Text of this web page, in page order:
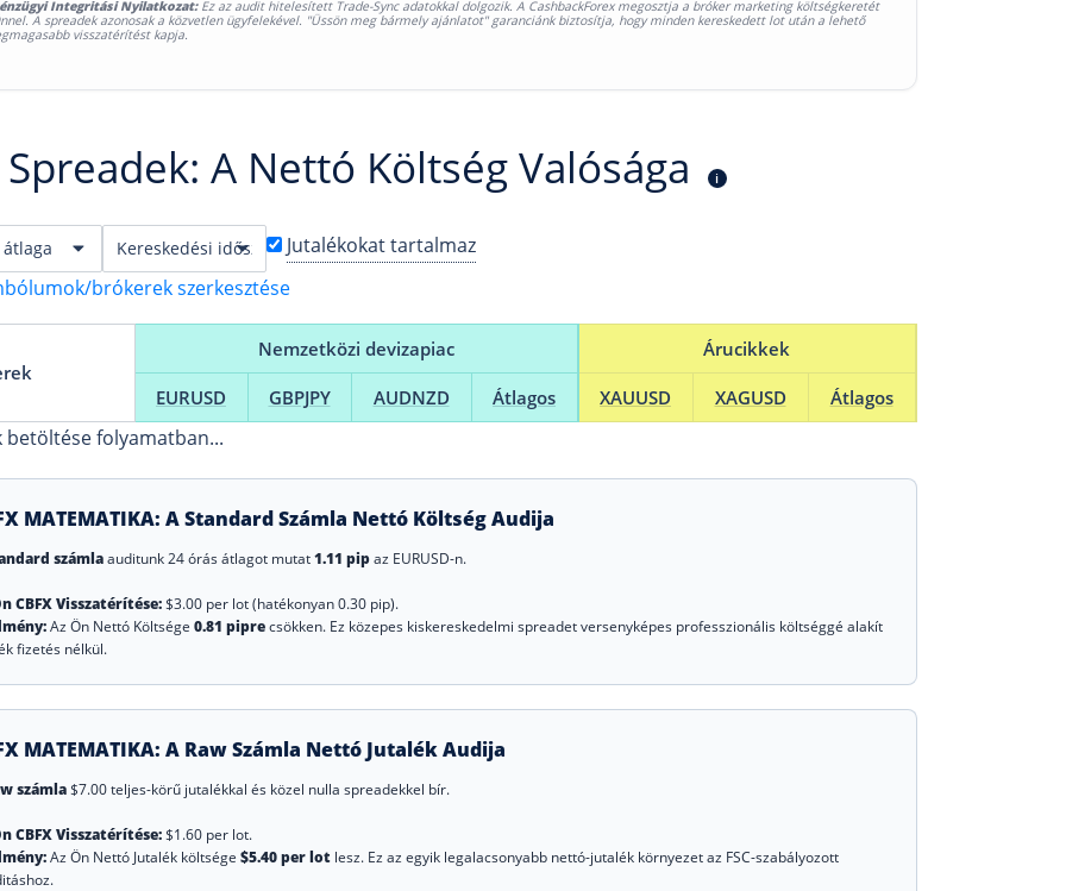
Integritási Nyilatkozat:Ez az audit hitelesített Trade-Sync adatokkal dolgozik. A CashbackForex megosztja a bróker marketing költségkeretét
A spreadek azonosak a közvetlen ügyfelekével. "Üssön meg bármely ajánlatot" garanciánk biztosítja, hogy minden kereskedett lot után a lehető
visszatérítést kapja.
Spreadek: A Nettó Költség Valósága i
Jutalékokat tartalmaz
brókerek szerkesztése
Nemzetközi devizapiac Árucikkek
EURUSD GBPJPY AUDNZD Átlagos XAUUSD XAGUSD Átlagos
betöltése folyamatban...
MATEMATIKA: A Standard Számla Nettó Költség Audija
számlaauditunk 24 órás átlagot mutat1.11 pipaz EURUSD-n.
CBFX Visszatérítése:$3.00 per lot (hatékonyan 0.30 pip).
Az Ön Nettó Költsége 0.81 piprecsökken. Ez közepes kiskereskedelmi spreadet versenyképes professzionális költséggé alakít
fizetés nélkül.
MATEMATIKA: A Raw Számla Nettó Jutalék Audija
számla$7.00 teljes-körű jutalékkal és közel nulla spreadekkel bír.
CBFX Visszatérítése:$1.60 per lot.
Az Ön Nettó Jutalék költsége $5.40 per lotlesz. Ez az egyik legalacsonyabb nettó-jutalék környezet az FSC-szabályozott